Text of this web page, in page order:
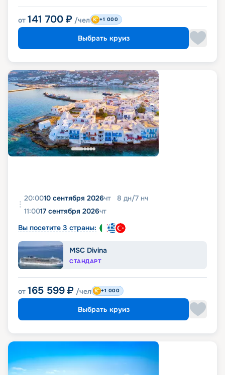
от 141 700 ₽ /чел +1 000
Выбрать круиз
20:0010 сентября 2026чт 8 дн/7 нч
11:0017 сентября 2026чт
Вы посетите 3 страны:
MSC Divina
СТАНДАРТ
от 165 599 ₽ /чел +1 000
Выбрать круиз